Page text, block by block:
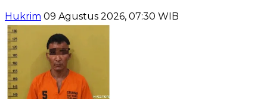
Hukrim 09 Agustus 2026, 07:30 WIB